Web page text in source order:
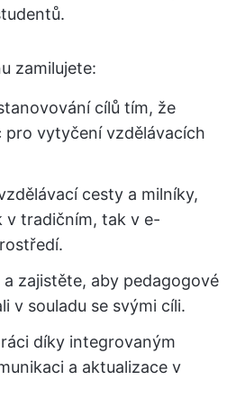
zamilujete:
cílů tím, že
vytyčení vzdělávacích
cesty a milníky,
v tradičním, tak v e-
zajistěte, aby pedagogové
v souladu se svými cíli.
díky integrovaným
a aktualizace v